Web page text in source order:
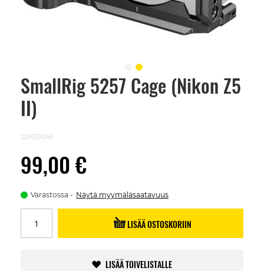
SmallRig 5257 Cage (Nikon Z5
II)
229133045
99,00 €
Varastossa Näytä myymäläsaatavuus
LISÄÄ OSTOSKORIIN
LISÄÄ TOIVELISTALLE
Skip
beginning
images